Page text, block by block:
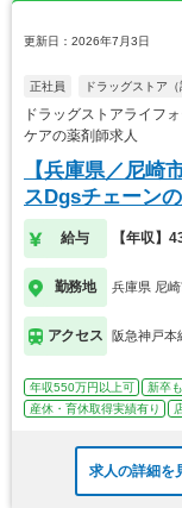
更新日：2026年7月3日
正社員 ドラッグストア（
ドラッグストアライフ
ケアの薬剤師求人
【兵庫県／尼崎
スDgsチェーン
給与 【年収】
勤務地 兵庫県 尼
アクセス 阪急神戸本
年収550万円以上可 新卒
産休・育休取得実績有り
求人の詳細を